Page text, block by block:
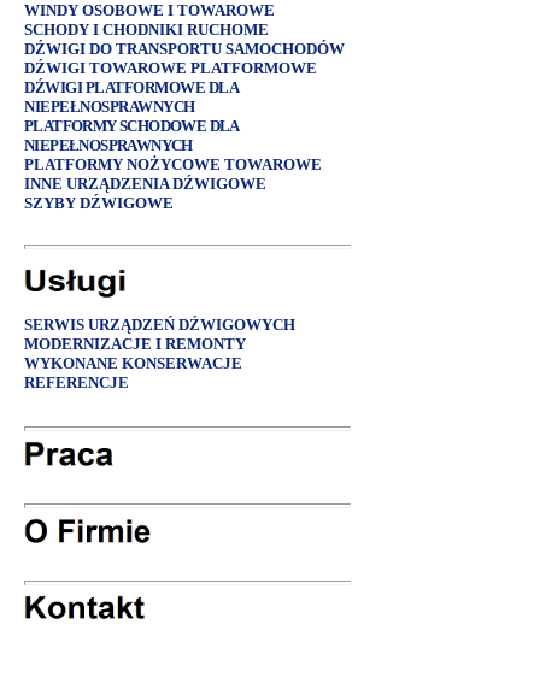
WINDY OSOBOWE I TOWAROWE
SCHODY I CHODNIKI RUCHOME
DŹWIGI DO TRANSPORTU SAMOCHODÓW
DŹWIGI TOWAROWE PLATFORMOWE
DŹWIGI PLATFORMOWE DLA
NIEPEŁNOSPRAWNYCH
PLATFORMY SCHODOWE DLA
NIEPEŁNOSPRAWNYCH
PLATFORMY NOŻYCOWE TOWAROWE
INNE URZĄDZENIA DŹWIGOWE
SZYBY DŹWIGOWE
SERWIS URZĄDZEŃ DŹWIGOWYCH
MODERNIZACJE I REMONTY
WYKONANE KONSERWACJE
REFERENCJE